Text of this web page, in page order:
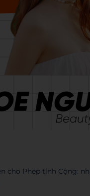
cho Phép tính Cộng: